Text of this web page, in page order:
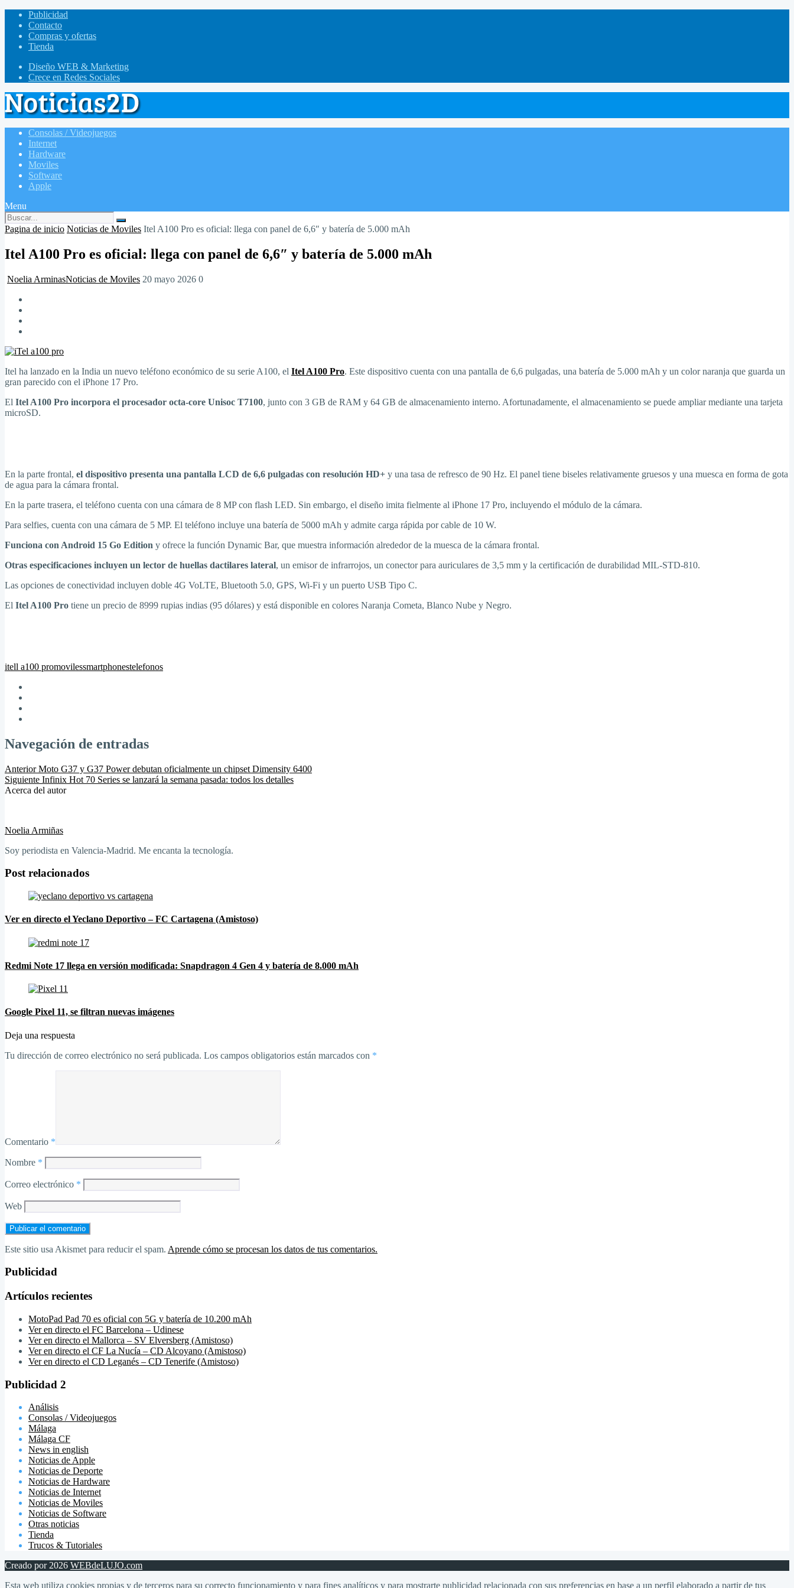
Publicidad
Contacto
Compras y ofertas
Tienda
Diseño WEB & Marketing
Crece en Redes Sociales
Consolas / Videojuegos
Internet
Hardware
Moviles
Software
Apple
Menu
Pagina de inicio Noticias de Moviles Itel A100 Pro es oficial: llega con panel de 6,6″ y batería de 5.000 mAh
Itel A100 Pro es oficial: llega con panel de 6,6″ y batería de 5.000 mAh
Noelia ArminasNoticias de Moviles 20 mayo 2026 0
Itel ha lanzado en la India un nuevo teléfono económico de su serie A100, el Itel A100 Pro. Este dispositivo cuenta con una pantalla de 6,6 pulgadas, una batería de 5.000 mAh y un color naranja que guarda un
gran parecido con el iPhone 17 Pro.
El Itel A100 Pro incorpora el procesador octa-core Unisoc T7100, junto con 3 GB de RAM y 64 GB de almacenamiento interno. Afortunadamente, el almacenamiento se puede ampliar mediante una tarjeta
microSD.
En la parte frontal, el dispositivo presenta una pantalla LCD de 6,6 pulgadas con resolución HD+ y una tasa de refresco de 90 Hz. El panel tiene biseles relativamente gruesos y una muesca en forma de gota
de agua para la cámara frontal.
En la parte trasera, el teléfono cuenta con una cámara de 8 MP con flash LED. Sin embargo, el diseño imita fielmente al iPhone 17 Pro, incluyendo el módulo de la cámara.
Para selfies, cuenta con una cámara de 5 MP. El teléfono incluye una batería de 5000 mAh y admite carga rápida por cable de 10 W.
Funciona con Android 15 Go Edition y ofrece la función Dynamic Bar, que muestra información alrededor de la muesca de la cámara frontal.
Otras especificaciones incluyen un lector de huellas dactilares lateral, un emisor de infrarrojos, un conector para auriculares de 3,5 mm y la certificación de durabilidad MIL-STD-810.
Las opciones de conectividad incluyen doble 4G VoLTE, Bluetooth 5.0, GPS, Wi-Fi y un puerto USB Tipo C.
El Itel A100 Pro tiene un precio de 8999 rupias indias (95 dólares) y está disponible en colores Naranja Cometa, Blanco Nube y Negro.
itell a100 promovilessmartphonestelefonos
Navegación de entradas
Anterior Moto G37 y G37 Power debutan oficialmente un chipset Dimensity 6400
Siguiente Infinix Hot 70 Series se lanzará la semana pasada: todos los detalles
Acerca del autor
Noelia Armiñas
Soy periodista en Valencia-Madrid. Me encanta la tecnología.
Post relacionados
Ver en directo el Yeclano Deportivo – FC Cartagena (Amistoso)
Redmi Note 17 llega en versión modificada: Snapdragon 4 Gen 4 y batería de 8.000 mAh
Google Pixel 11, se filtran nuevas imágenes
Deja una respuesta
Tu dirección de correo electrónico no será publicada. Los campos obligatorios están marcados con *
Comentario *
Nombre *
Correo electrónico *
Web
Este sitio usa Akismet para reducir el spam. Aprende cómo se procesan los datos de tus comentarios.
Publicidad
Artículos recientes
MotoPad Pad 70 es oficial con 5G y batería de 10.200 mAh
Ver en directo el FC Barcelona – Udinese
Ver en directo el Mallorca – SV Elversberg (Amistoso)
Ver en directo el CF La Nucía – CD Alcoyano (Amistoso)
Ver en directo el CD Leganés – CD Tenerife (Amistoso)
Publicidad 2
Análisis
Consolas / Videojuegos
Málaga
Málaga CF
News in english
Noticias de Apple
Noticias de Deporte
Noticias de Hardware
Noticias de Internet
Noticias de Moviles
Noticias de Software
Otras noticias
Tienda
Trucos & Tutoriales
Creado por 2026 WEBdeLUJO.com
Esta web utiliza cookies propias y de terceros para su correcto funcionamiento y para fines analíticos y para mostrarte publicidad relacionada con sus preferencias en base a un perfil elaborado a partir de tus